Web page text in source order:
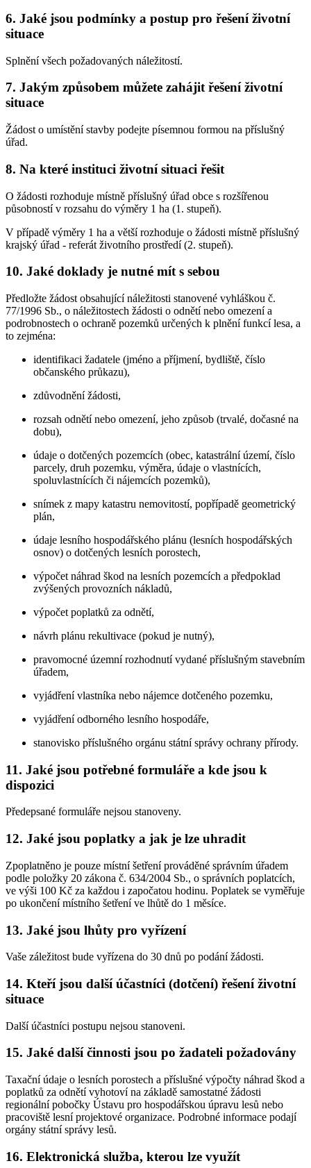
6. Jaké jsou podmínky a postup pro řešení životní
situace
Splnění všech požadovaných náležitostí.
7. Jakým způsobem můžete zahájit řešení životní
situace
Žádost o umístění stavby podejte písemnou formou na příslušný
úřad.
8. Na které instituci životní situaci řešit
O žádosti rozhoduje místně příslušný úřad obce s rozšířenou
působností v rozsahu do výměry 1 ha (1. stupeň).
V případě výměry 1 ha a větší rozhoduje o žádosti místně příslušný
krajský úřad - referát životního prostředí (2. stupeň).
10. Jaké doklady je nutné mít s sebou
Předložte žádost obsahující náležitosti stanovené vyhláškou č.
77/1996 Sb., o náležitostech žádosti o odnětí nebo omezení a
podrobnostech o ochraně pozemků určených k plnění funkcí lesa, a
to zejména:
identifikaci žadatele (jméno a příjmení, bydliště, číslo
občanského průkazu),
zdůvodnění žádosti,
rozsah odnětí nebo omezení, jeho způsob (trvalé, dočasné na
dobu),
údaje o dotčených pozemcích (obec, katastrální území, číslo
parcely, druh pozemku, výměra, údaje o vlastnících,
spoluvlastnících či nájemcích pozemků),
snímek z mapy katastru nemovitostí, popřípadě geometrický
plán,
údaje lesního hospodářského plánu (lesních hospodářských
osnov) o dotčených lesních porostech,
výpočet náhrad škod na lesních pozemcích a předpoklad
zvýšených provozních nákladů,
výpočet poplatků za odnětí,
návrh plánu rekultivace (pokud je nutný),
pravomocné územní rozhodnutí vydané příslušným stavebním
úřadem,
vyjádření vlastníka nebo nájemce dotčeného pozemku,
vyjádření odborného lesního hospodáře,
stanovisko příslušného orgánu státní správy ochrany přírody.
11. Jaké jsou potřebné formuláře a kde jsou k
dispozici
Předepsané formuláře nejsou stanoveny.
12. Jaké jsou poplatky a jak je lze uhradit
Zpoplatněno je pouze místní šetření prováděné správním úřadem
podle položky 20 zákona č. 634/2004 Sb., o správních poplatcích,
ve výši 100 Kč za každou i započatou hodinu. Poplatek se vyměřuje
po ukončení místního šetření ve lhůtě do 1 měsíce.
13. Jaké jsou lhůty pro vyřízení
Vaše záležitost bude vyřízena do 30 dnů po podání žádosti.
14. Kteří jsou další účastníci (dotčení) řešení životní
situace
Další účastníci postupu nejsou stanoveni.
15. Jaké další činnosti jsou po žadateli požadovány
Taxační údaje o lesních porostech a příslušné výpočty náhrad škod a
poplatků za odnětí vyhotoví na základě samostatné žádosti
regionální pobočky Ústavu pro hospodářskou úpravu lesů nebo
pracoviště lesní projektové organizace. Podrobné informace podají
orgány státní správy lesů.
16. Elektronická služba, kterou lze využít